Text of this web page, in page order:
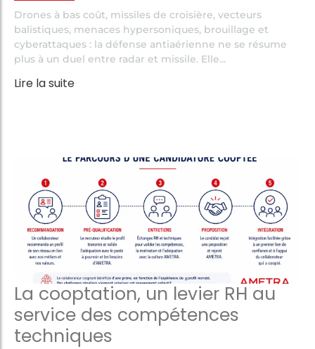
Drones à bas coût, missiles de croisière, vecteurs
balistiques, menaces hypersoniques, brouillage et
cyberattaques : la défense antiaérienne ne se résume
plus à un duel entre radar et missile. Elle...
Lire la suite
La cooptation, un levier RH au
service des compétences
techniques